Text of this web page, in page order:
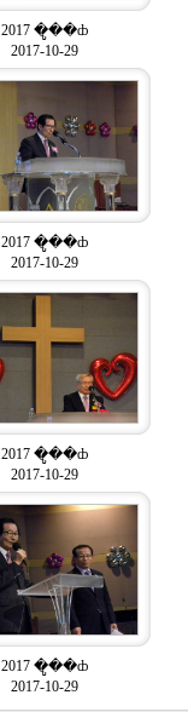
2017 �ູ��ȸ
2017-10-29
2017 �ູ��ȸ
2017-10-29
2017 �ູ��ȸ
2017-10-29
2017 �ູ��ȸ
2017-10-29